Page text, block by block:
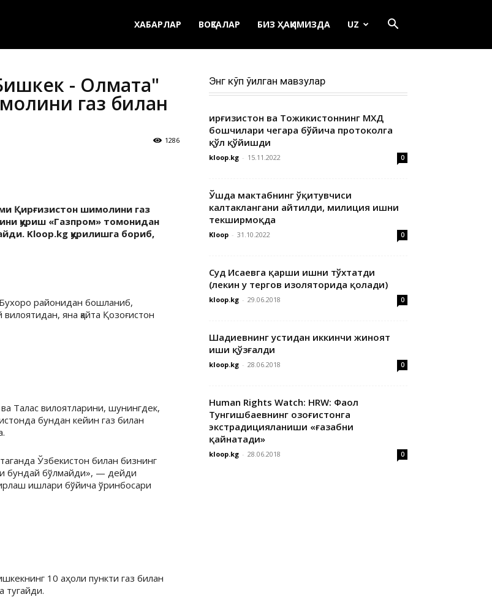
ХАБАРЛАР ВОҚЕАЛАР БИЗ ҲАҚИМИЗДА UZ
- Олмата"
газ билан
1286
Қирғизистон шимолини газ
қуриш «Газпром» томонидан
Kloop.kg қурилишга бориб,
районидан бошланиб,
яна қайта Қозоғистон
Талас вилоятларини, шунингдек,
бундан кейин газ билан
Ўзбекистон билан бизнинг
бундай бўлмайди», — дейди
ишлари бўйича ўринбосари
10 аҳоли пункти газ билан
тугайди.
Энг кўп ўқилган мавзулар
Қирғизистон ва Тожикистоннинг МХДҚ
бошчилари чегара бўйича протоколга
қўл қўйишди
kloop.kg - 15.11.2022 0
Ўшда мактабнинг ўқитувчиси
калтаклангани айтилди, милиция ишни
текширмоқда
Kloop - 31.10.2022 0
Суд Исаевга қарши ишни тўхтатди
(лекин у тергов изоляторида қолади)
kloop.kg - 29.06.2018 0
Шадиевнинг устидан иккинчи жиноят
иши қўзғалди
kloop.kg - 28.06.2018 0
Human Rights Watch: HRW: Фаол
Тунгишбаевнинг Қозоғистонга
экстрадицияланиши «ғазабни
қайнатади»
kloop.kg - 28.06.2018 0